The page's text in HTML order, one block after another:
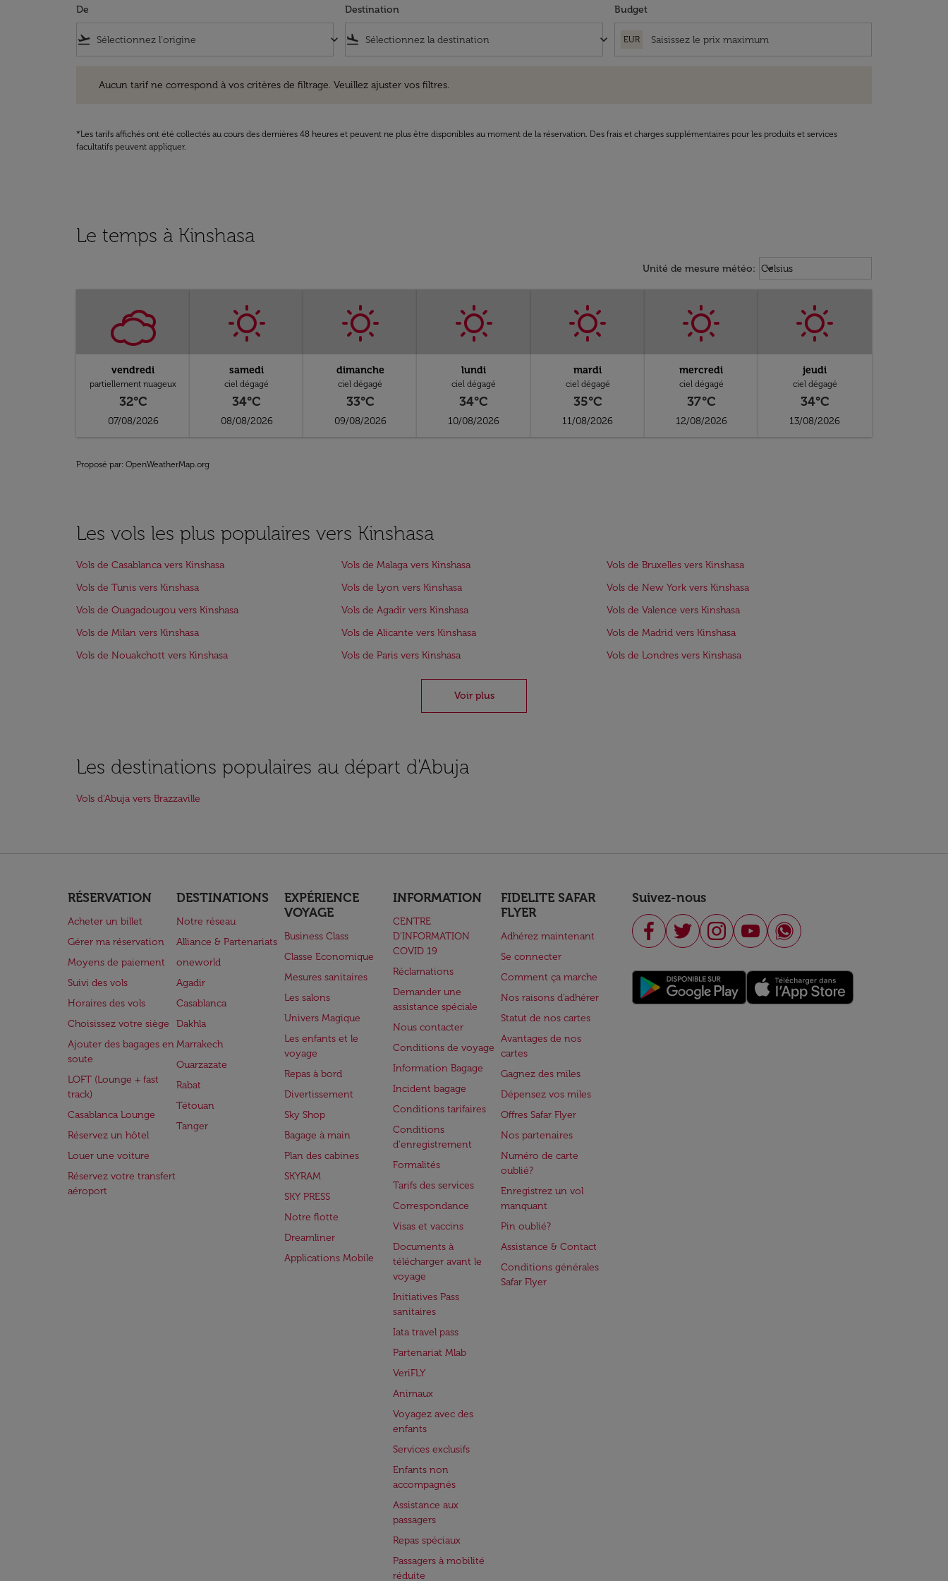
De
flight_takeoff keyboard_arrow_down
Destination
flight_land keyboard_arrow_down
Budget
EUR
Aucun tarif ne correspond à vos critères de filtrage. Veuillez ajuster vos filtres.
*Les tarifs affichés ont été collectés au cours des dernières 48 heures et peuvent ne plus être disponibles au moment de la réservation. Des frais et charges supplémentaires pour les produits et services
facultatifs peuvent appliquer.
Le temps à Kinshasa
Unité de mesure météo: Weather unit option Celsius
Celsius
keyboard_arrow_down
vendredi
partiellement nuageux
32°C
07/08/2026
samedi
ciel dégagé
34°C
08/08/2026
dimanche
ciel dégagé
33°C
09/08/2026
lundi
ciel dégagé
34°C
10/08/2026
mardi
ciel dégagé
35°C
11/08/2026
mercredi
ciel dégagé
37°C
12/08/2026
jeudi
ciel dégagé
34°C
13/08/2026
Proposé par: OpenWeatherMap.org
Les vols les plus populaires vers Kinshasa
Vols de Casablanca vers Kinshasa Vols de Malaga vers Kinshasa
Vols de Bruxelles vers Kinshasa
Vols de Tunis vers Kinshasa
Vols de Lyon vers Kinshasa
Vols de New York vers Kinshasa
Vols de Ouagadougou vers Kinshasa
Vols de Agadir vers Kinshasa
Vols de Valence vers Kinshasa
Vols de Milan vers Kinshasa
Vols de Alicante vers Kinshasa
Vols de Madrid vers Kinshasa
Vols de Nouakchott vers Kinshasa
Vols de Paris vers Kinshasa Vols de Londres vers Kinshasa
Voir plus
Les destinations populaires au départ d'Abuja
Vols d'Abuja vers Brazzaville
RÉSERVATION
Acheter un billet
Gérer ma réservation
Moyens de paiement
Suivi des vols
Horaires des vols
Choisissez votre siège
Ajouter des bagages en
soute
LOFT (Lounge + fast
track)
Casablanca Lounge
Réservez un hôtel
Louer une voiture
Réservez votre transfert
aéroport
DESTINATIONS
Notre réseau
Alliance & Partenariats
oneworld
Agadir
Casablanca
Dakhla
Marrakech
Ouarzazate
Rabat
Tétouan
Tanger
EXPÉRIENCE
VOYAGE
Business Class
Classe Economique
Mesures sanitaires
Les salons
Univers Magique
Les enfants et le
voyage
Repas à bord
Divertissement
Sky Shop
Bagage à main
Plan des cabines
SKYRAM
SKY PRESS
Notre flotte
Dreamliner
Applications Mobile
INFORMATION
CENTRE
D’INFORMATION
COVID 19
Réclamations
Demander une
assistance spéciale
Nous contacter
Conditions de voyage
Information Bagage
Incident bagage
Conditions tarifaires
Conditions
d'enregistrement
Formalités
Tarifs des services
Correspondance
Visas et vaccins
Documents à
télécharger avant le
voyage
Initiatives Pass
sanitaires
Iata travel pass
Partenariat Mlab
VeriFLY
Animaux
Voyagez avec des
enfants
Services exclusifs
Enfants non
accompagnés
Assistance aux
passagers
Repas spéciaux
Passagers à mobilité
réduite
FIDELITE SAFAR
FLYER
Adhérez maintenant
Se connecter
Comment ça marche
Nos raisons d'adhérer
Statut de nos cartes
Avantages de nos
cartes
Gagnez des miles
Dépensez vos miles
Offres Safar Flyer
Nos partenaires
Numéro de carte
oublié?
Enregistrez un vol
manquant
Pin oublié?
Assistance & Contact
Conditions générales
Safar Flyer
Suivez-nous